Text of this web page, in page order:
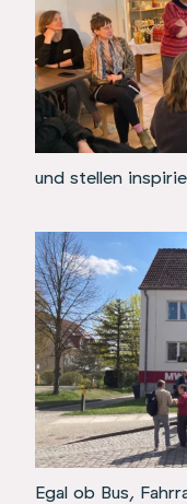
und stellen
Egal ob Bus,